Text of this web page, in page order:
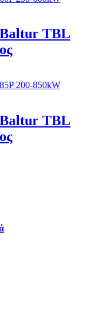
Baltur TBL
Baltur TBL